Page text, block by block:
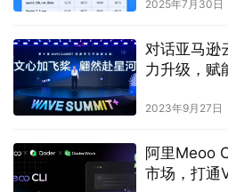
2025年7月30日
对话亚马逊
力升级，赋
2023年9月27日
阿里Meoo
市场，打通